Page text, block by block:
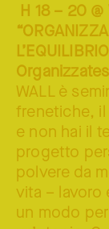
H 18 – 20
WALL è
frenetiche,
e non hai il
progetto
polvere da
vita – lavoro
un modo